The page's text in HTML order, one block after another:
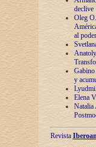
declive
Oleg
al poder
y
Elena
Natalia
Revista